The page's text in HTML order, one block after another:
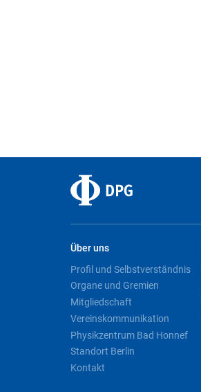
Über uns
Profil und Selbstverständnis
Organe und Gremien
Mitgliedschaft
Vereinskommunikation
Physikzentrum Bad Honnef
Standort Berlin
Kontakt